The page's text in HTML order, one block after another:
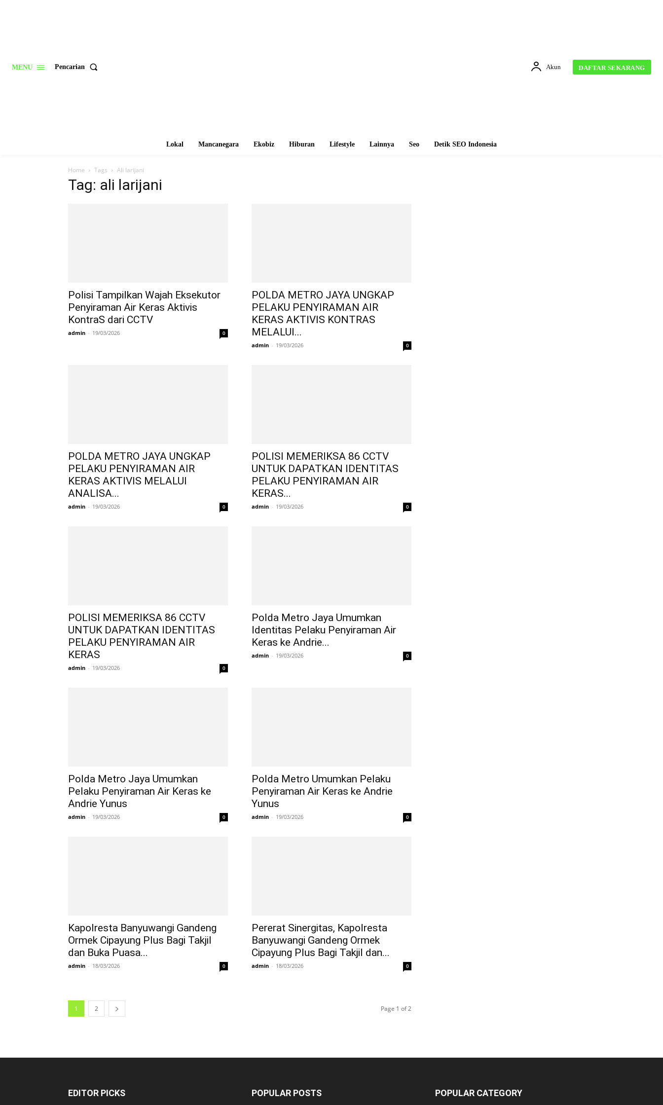
MENU Pencarian Akun DAFTAR SEKARANG
Lokal Mancanegara Ekobiz Hiburan Lifestyle Lainnya Seo Detik SEO Indonesia
Home Tags Ali larijani
Tag: ali larijani
Polisi Tampilkan Wajah Eksekutor
Penyiraman Air Keras Aktivis
KontraS dari CCTV
admin - 19/03/2026 0
POLDA METRO JAYA UNGKAP
PELAKU PENYIRAMAN AIR
KERAS AKTIVIS KONTRAS
MELALUI...
admin - 19/03/2026 0
POLDA METRO JAYA UNGKAP
PELAKU PENYIRAMAN AIR
KERAS AKTIVIS MELALUI
ANALISA...
admin - 19/03/2026 0
POLISI MEMERIKSA 86 CCTV
UNTUK DAPATKAN IDENTITAS
PELAKU PENYIRAMAN AIR
KERAS...
admin - 19/03/2026 0
POLISI MEMERIKSA 86 CCTV
UNTUK DAPATKAN IDENTITAS
PELAKU PENYIRAMAN AIR
KERAS
admin - 19/03/2026 0
Polda Metro Jaya Umumkan
Identitas Pelaku Penyiraman Air
Keras ke Andrie...
admin - 19/03/2026 0
Polda Metro Jaya Umumkan
Pelaku Penyiraman Air Keras ke
Andrie Yunus
admin - 19/03/2026 0
Polda Metro Umumkan Pelaku
Penyiraman Air Keras ke Andrie
Yunus
admin - 19/03/2026 0
Kapolresta Banyuwangi Gandeng
Ormek Cipayung Plus Bagi Takjil
dan Buka Puasa...
admin - 18/03/2026 0
Pererat Sinergitas, Kapolresta
Banyuwangi Gandeng Ormek
Cipayung Plus Bagi Takjil dan...
admin - 18/03/2026 0
1 2 Page 1 of 2
EDITOR PICKS POPULAR POSTS POPULAR CATEGORY